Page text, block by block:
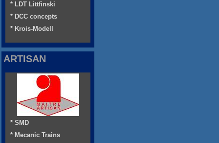
* LDT Littfinski
* DCC concepts
* Krois-Modell
ARTISAN
* SMD
* Mecanic Trains